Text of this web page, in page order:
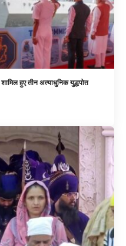
हुए तीन अत्याधुनिक युद्धपोत